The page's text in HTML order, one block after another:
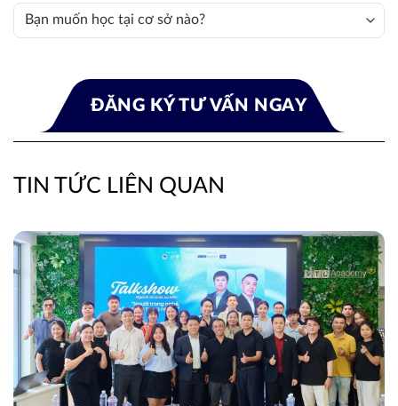
TIN TỨC LIÊN QUAN